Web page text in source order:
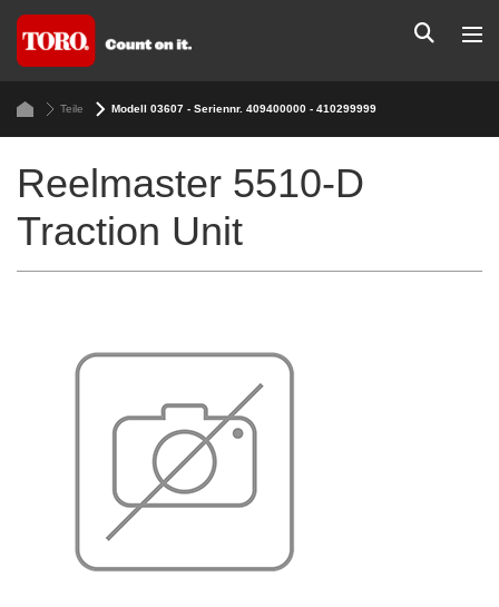
Teile Modell 03607 - Seriennr. 409400000 - 410299999
Reelmaster 5510-D
Traction Unit